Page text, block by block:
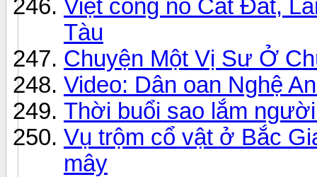
Việt công nô Cắt Đất,
Tàu
Chuyện Một Vị Sư Ở
Video: Dân oan Nghệ
Thời buổi sao lắm
Vụ trộm cổ vật ở Bắc
mây